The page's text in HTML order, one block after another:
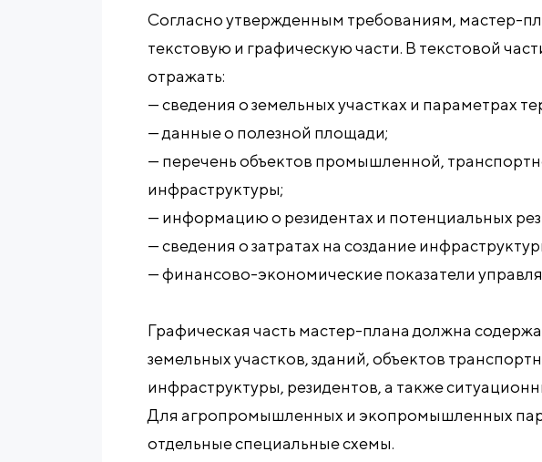
Согласно утвержденным требованиям, мастер-
текстовую и графическую части. В текстовой
отражать:
— сведения о земельных участках и параметрах
— данные о полезной площади;
— перечень объектов промышленной,
инфраструктуры;
— информацию о резидентах и потенциальных
— сведения о затратах на создание
— финансово-экономические показатели
Графическая часть мастер-плана должна
земельных участков, зданий, объектов
инфраструктуры, резидентов, а также
Для агропромышленных и экопромышленных
отдельные специальные схемы.